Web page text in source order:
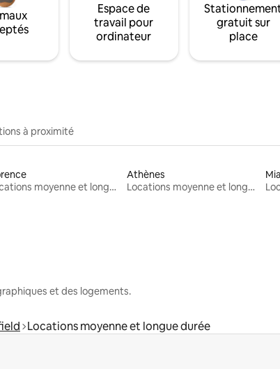
Espace de
travail pour
ordinateur
gratuit sur
place
à proximité
Locations moyenne et longue durée
Athènes
Locations moyenne et longue durée
et des logements.
Locations moyenne et longue durée